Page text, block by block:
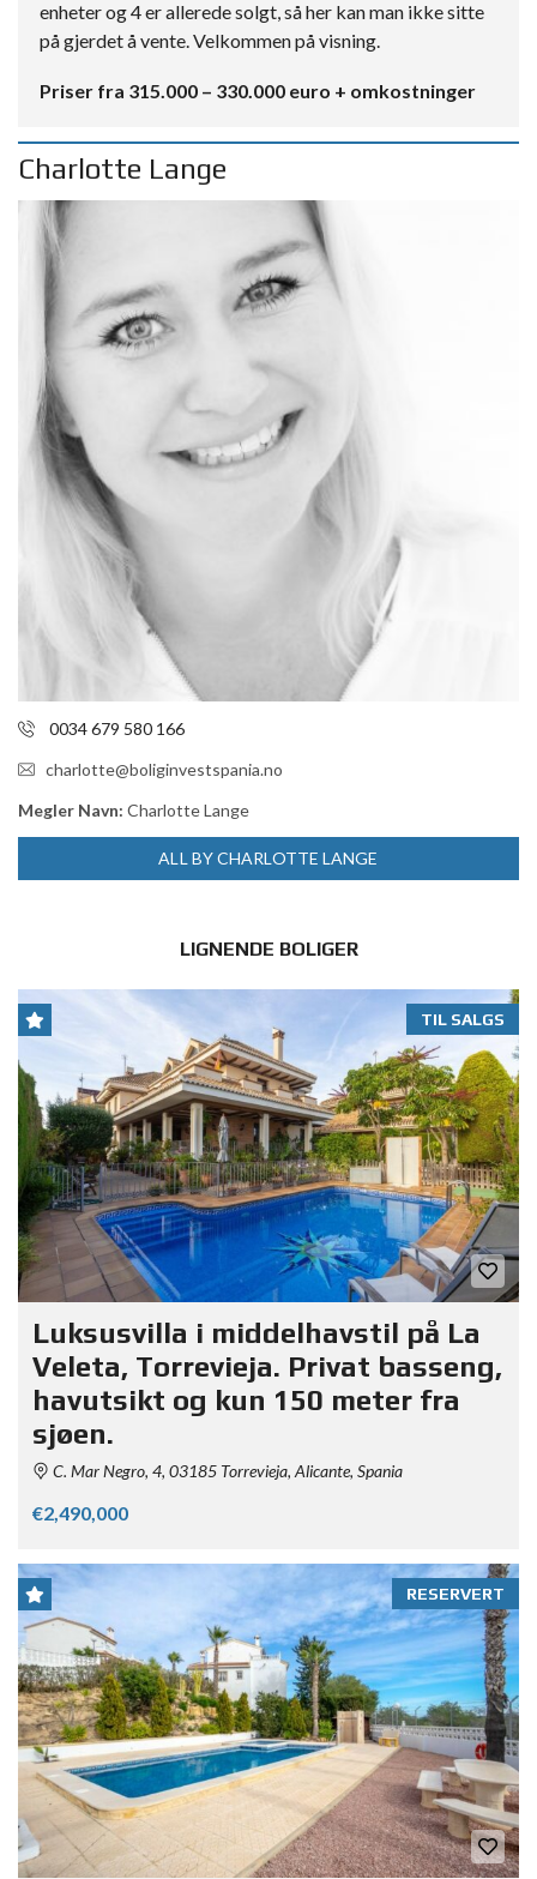
enheter og 4 er allerede solgt, så her kan man ikke sitte
på gjerdet å vente. Velkommen på visning.
Priser fra 315.000 – 330.000 euro + omkostninger
Charlotte Lange
0034 679 580 166
charlotte@boliginvestspania.no
Megler Navn: Charlotte Lange
ALL BY CHARLOTTE LANGE
LIGNENDE BOLIGER
TIL SALGS
Luksusvilla i middelhavstil på La
Veleta, Torrevieja. Privat basseng,
havutsikt og kun 150 meter fra
sjøen.
C. Mar Negro, 4, 03185 Torrevieja, Alicante, Spania
€2,490,000
RESERVERT